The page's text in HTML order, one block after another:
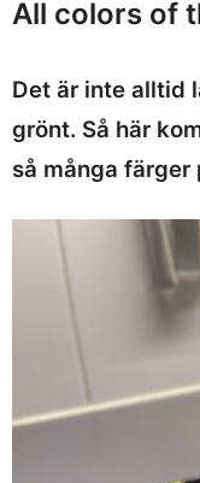
All colors of
Det är inte alltid
grönt. Så här
så många